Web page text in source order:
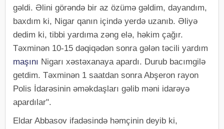
gəldi. Əlini görəndə bir az özümə gəldim, dayandım,
baxdım ki, Nigar qanın içində yerdə uzanıb. Əliyə
dedim ki, tibbi yardıma zəng elə, həkim çağır.
Təxminən 10-15 dəqiqədən sonra gələn təcili yardım
maşını Nigarı xəstəxanaya apardı. Durub bacımgilə
getdim. Təxminən 1 saatdan sonra Abşeron rayon
Polis İdarəsinin əməkdaşları gəlib məni idarəyə
apardılar".
Eldar Abbasov ifadəsində həmçinin deyib ki,